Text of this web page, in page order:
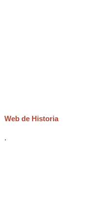
Web de Historia
.